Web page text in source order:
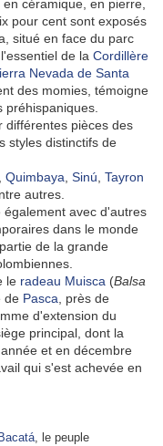
céramique, en pierre,
pour cent sont exposés
situé en face du parc
de la Cordillère
Nevada de Santa
des momies, témoigne
différentes pièces des
styles distinctifs de
Quimbaya Sinú Tayron
autres.
également avec d'autres
dans le monde
de la grande
le radeau Muisca (Balsa
de Pasca , près de
d'extension du
principal, dont la
et en décembre
qui s'est achevée en
Bacatá , le peuple